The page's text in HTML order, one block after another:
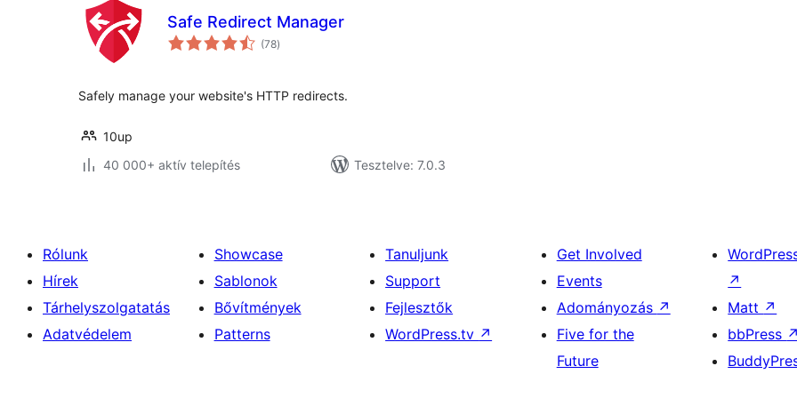
Safe Redirect Manager
(78értékelés
összesen
)
Safely manage your website's HTTP redirects.
10up
40 000+ aktív telepítés
Tesztelve: 7.0.3
Rólunk
Hírek
Tárhelyszolgatatás
Adatvédelem
Showcase
Sablonok
Bővítmények
Patterns
Tanuljunk
Support
Fejlesztők
WordPress.tv ↗
Get Involved
Events
Adományozás ↗
Five for the
Future
↗
Matt ↗
bbPress ↗